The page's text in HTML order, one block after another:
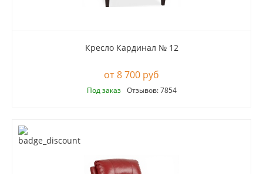
Кресло Кардинал № 12
8 700 руб
Под заказ Отзывов: 7854